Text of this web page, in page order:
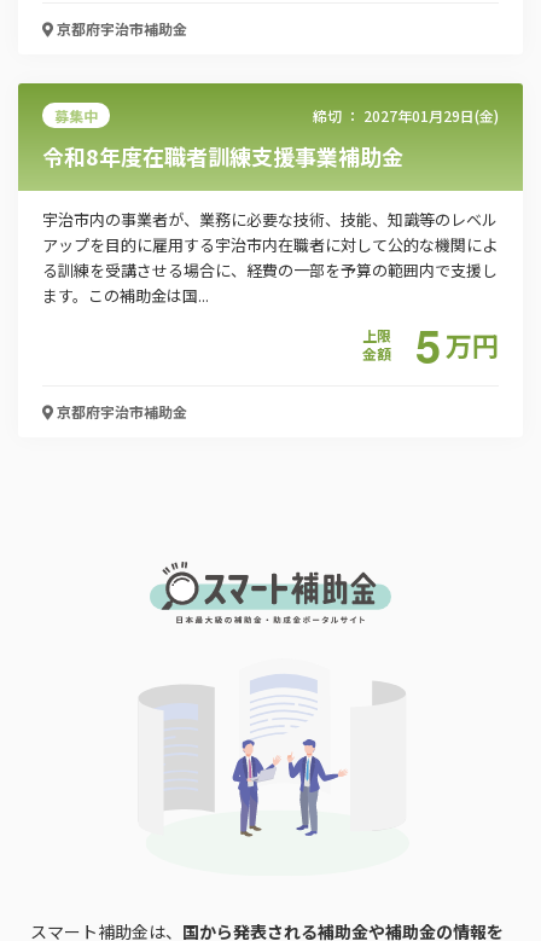
れます。
京都府宇治市補助金
募集中 締切 ： 2027年01月29日(金)
令和8年度在職者訓練支援事業補助金
宇治市内の事業者が、業務に必要な技術、技能、知識等のレベル
アップを目的に雇用する宇治市内在職者に対して公的な機関によ
る訓練を受講させる場合に、経費の一部を予算の範囲内で支援し
ます。この補助金は国...
上限
金額
5万円
京都府宇治市補助金
スマート補助金は、 国から発表される補助金や補助金の情報を